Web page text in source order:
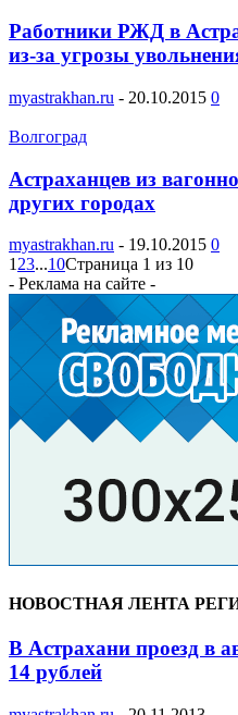
Работники РЖД в
из-за угрозы
myastrakhan.ru - 20.10.2015 0
Волгоград
Астраханцев из
других городах
myastrakhan.ru - 19.10.2015 0
123...10Страница 1 из 10
- Реклама на сайте -
НОВОСТНАЯ ЛЕНТА
В Астрахани проезд в
14 рублей